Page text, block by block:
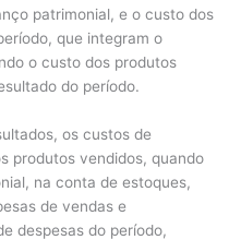
patrimonial, e o custo dos
que integram o
o custo dos produtos
do período.
os custos de
produtos vendidos, quando
na conta de estoques,
de vendas e
despesas do período,